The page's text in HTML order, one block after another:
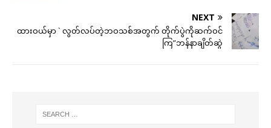
NEXT
ထားဝယ်မှာ ` လွတ်လပ်တဲ့ဘဝသစ်အတွက် တိုက်ပွဲကိုဆက်ဝင်
ကြ”ဘန်နာချိတ်ဆွဲ